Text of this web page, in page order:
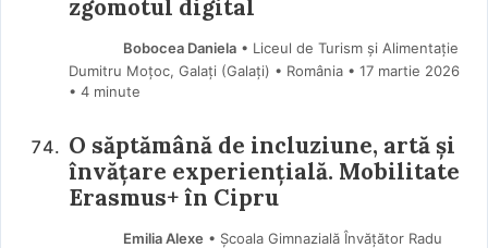
zgomotul digital
Bobocea Daniela• Liceul de Turism și Alimentație
Dumitru Moțoc, Galați (Galaţi) • România
17 martie 2026
• 4 minute
O săptămână de incluziune, artă și
învățare experiențială. Mobilitate
Erasmus+ în Cipru
Emilia Alexe • Școala Gimnazială Învățător Radu